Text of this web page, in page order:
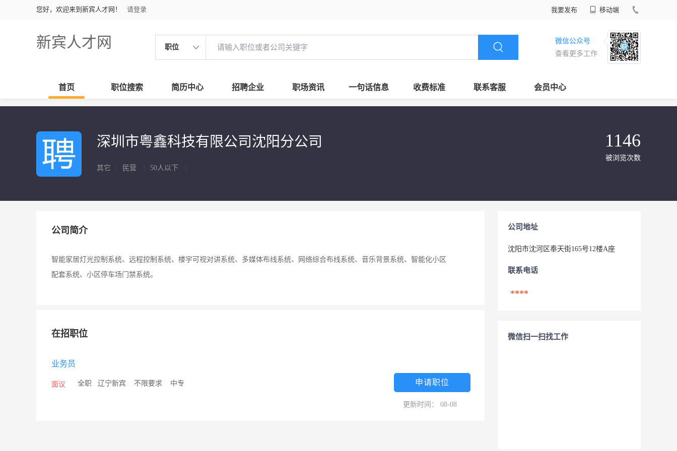
您好，欢迎来到新宾人才网！ 请登录 我要发布 移动端
新宾人才网 职位
微信公众号
查看更多工作
首页 职位搜索 简历中心 招聘企业 职场资讯 一句话信息 收费标准 联系客服 会员中心
深圳市粤鑫科技有限公司沈阳分公司
其它 民营 50人以下
1146
被浏览次数
公司简介
智能家居灯光控制系统、远程控制系统、楼宇可视对讲系统、多媒体布线系统、网络综合布线系统、音乐背景系统、智能化小区
配套系统、小区停车场门禁系统。
在招职位
业务员
面议 全职 辽宁新宾 不限要求 中专 申请职位
更新时间： 08-08
公司地址
沈阳市沈河区奉天街165号12楼A座
联系电话
****
微信扫一扫找工作